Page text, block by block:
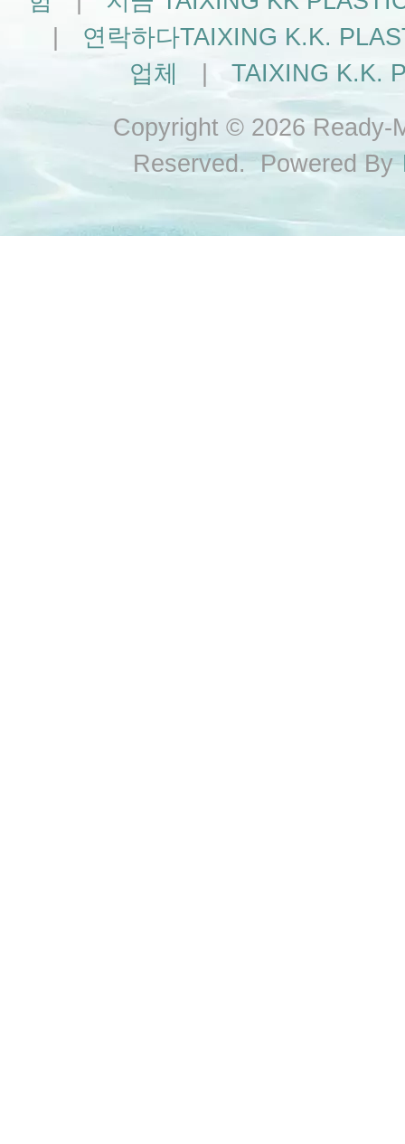
연락하다TAIXING K.K.
업체
TAIXING K.K.
Copyright © 2026 Ready-
Reserved. Powered By